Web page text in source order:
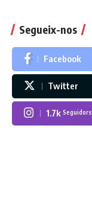
Segueix-nos
Facebook
Twitter
1.7k Seguidors